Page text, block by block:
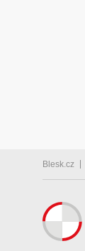
Blesk.cz